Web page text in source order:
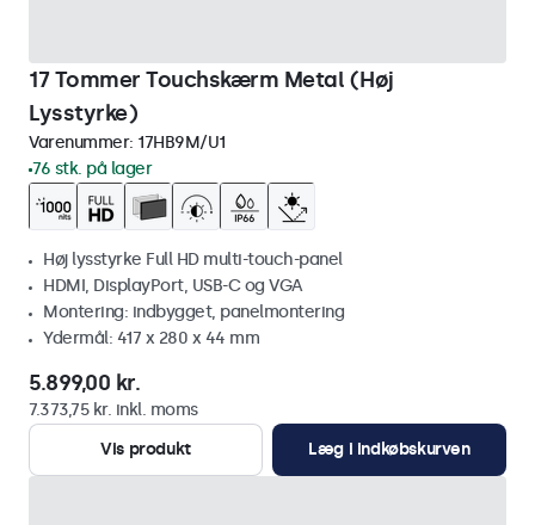
17 Tommer Touchskærm Metal (Høj
Lysstyrke)
Varenummer: 17HB9M/U1
76 stk. på lager
Høj lysstyrke Full HD multi-touch-panel
HDMI, DisplayPort, USB-C og VGA
Montering: indbygget, panelmontering
Ydermål: 417 x 280 x 44 mm
5.899,00 kr.
7.373,75 kr. inkl. moms
Vis produkt
Læg i indkøbskurven